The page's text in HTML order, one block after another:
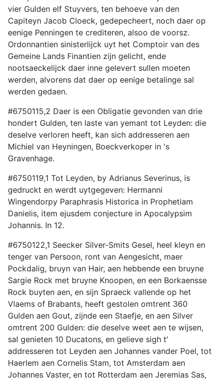
vier Gulden elf Stuyvers, ten behoeve van den
Capiteyn Jacob Cloeck, gedepecheert, noch daer op
eenige Penningen te crediteren, alsoo de voorsz.
Ordonnantien sinisterlijck uyt het Comptoir van des
Gemeine Lands Finantien zijn gelicht, ende
nootsaeckelijck daer inne gelevert sullen moeten
werden, alvorens dat daer op eenige betalinge sal
werden gedaen.
#6750115,2 Daer is een Obligatie gevonden van drie
hondert Gulden, ten laste van yemant tot Leyden: die
deselve verloren heeft, kan sich addresseren aen
Michiel van Heyningen, Boeckverkoper in 's
Gravenhage.
#6750119,1 Tot Leyden, by Adrianus Severinus, is
gedruckt en werdt uytgegeven: Hermanni
Wingendorpy Paraphrasis Historica in Prophetiam
Danielis, item ejusdem conjecture in Apocalypsim
Johannis. In 12.
#6750122,1 Seecker Silver-Smits Gesel, heel kleyn en
tenger van Persoon, ront van Aengesicht, maer
Pockdalig, bruyn van Hair, aen hebbende een bruyne
Sargie Rock met bruyne Knoopen, en een Borkaensse
Rock buyten aen, en sijn Spraeck vallende op het
Vlaems of Brabants, heeft gestolen omtrent 360
Gulden aen Gout, zijnde een Staefje, en aen Silver
omtrent 200 Gulden: die deselve weet aen te wijsen,
sal genieten 10 Ducatons, en gelieve sigh t'
addresseren tot Leyden aen Johannes vander Poel, tot
Haerlem aen Cornelis Stam, tot Amsterdam aen
Johannes Vaster, en tot Rotterdam aen Jeremias Sas,